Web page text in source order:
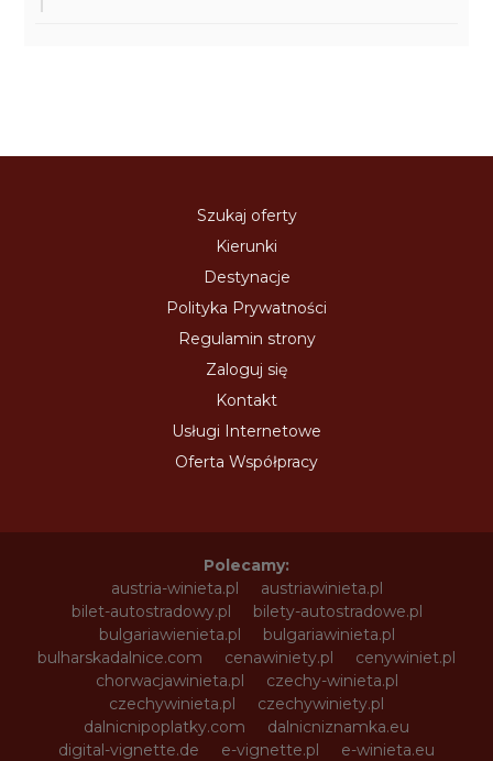
Szukaj oferty
Kierunki
Destynacje
Polityka Prywatności
Regulamin strony
Zaloguj się
Kontakt
Usługi Internetowe
Oferta Współpracy
Polecamy:
austria-winieta.pl
austriawinieta.pl
bilet-autostradowy.pl
bilety-autostradowe.pl
bulgariawienieta.pl
bulgariawinieta.pl
bulharskadalnice.com
cenawiniety.pl
cenywiniet.pl
chorwacjawinieta.pl
czechy-winieta.pl
czechywinieta.pl
czechywiniety.pl
dalnicnipoplatky.com
dalnicniznamka.eu
digital-vignette.de
e-vignette.pl
e-winieta.eu